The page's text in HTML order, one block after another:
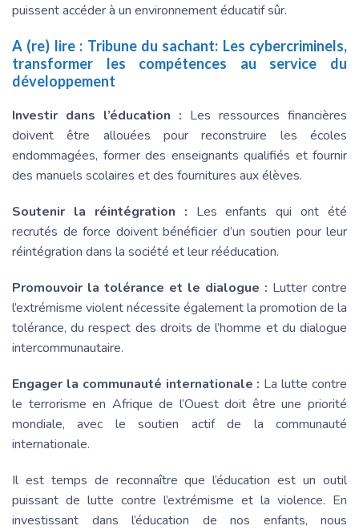
puissent accéder à un environnement éducatif sûr.
A (re) lire : Tribune du sachant: Les cybercriminels,
transformer les compétences au service du
développement
Investir dans l’éducation : Les ressources financières
doivent être allouées pour reconstruire les écoles
endommagées, former des enseignants qualifiés et fournir
des manuels scolaires et des fournitures aux élèves.
Soutenir la réintégration : Les enfants qui ont été
recrutés de force doivent bénéficier d’un soutien pour leur
réintégration dans la société et leur rééducation.
Promouvoir la tolérance et le dialogue : Lutter contre
l’extrémisme violent nécessite également la promotion de la
tolérance, du respect des droits de l’homme et du dialogue
intercommunautaire.
Engager la communauté internationale : La lutte contre
le terrorisme en Afrique de l’Ouest doit être une priorité
mondiale, avec le soutien actif de la communauté
internationale.
Il est temps de reconnaître que l’éducation est un outil
puissant de lutte contre l’extrémisme et la violence. En
investissant dans l’éducation de nos enfants, nous